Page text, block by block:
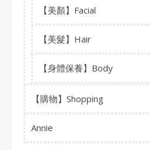
【美顏】Facial
【美髮】Hair
【身體保養】Body
【購物】Shopping
Annie